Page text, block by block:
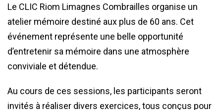
Le CLIC Riom Limagnes Combrailles organise un
atelier mémoire destiné aux plus de 60 ans. Cet
événement représente une belle opportunité
d’entretenir sa mémoire dans une atmosphère
conviviale et détendue.
Au cours de ces sessions, les participants seront
invités à réaliser divers exercices, tous conçus pour